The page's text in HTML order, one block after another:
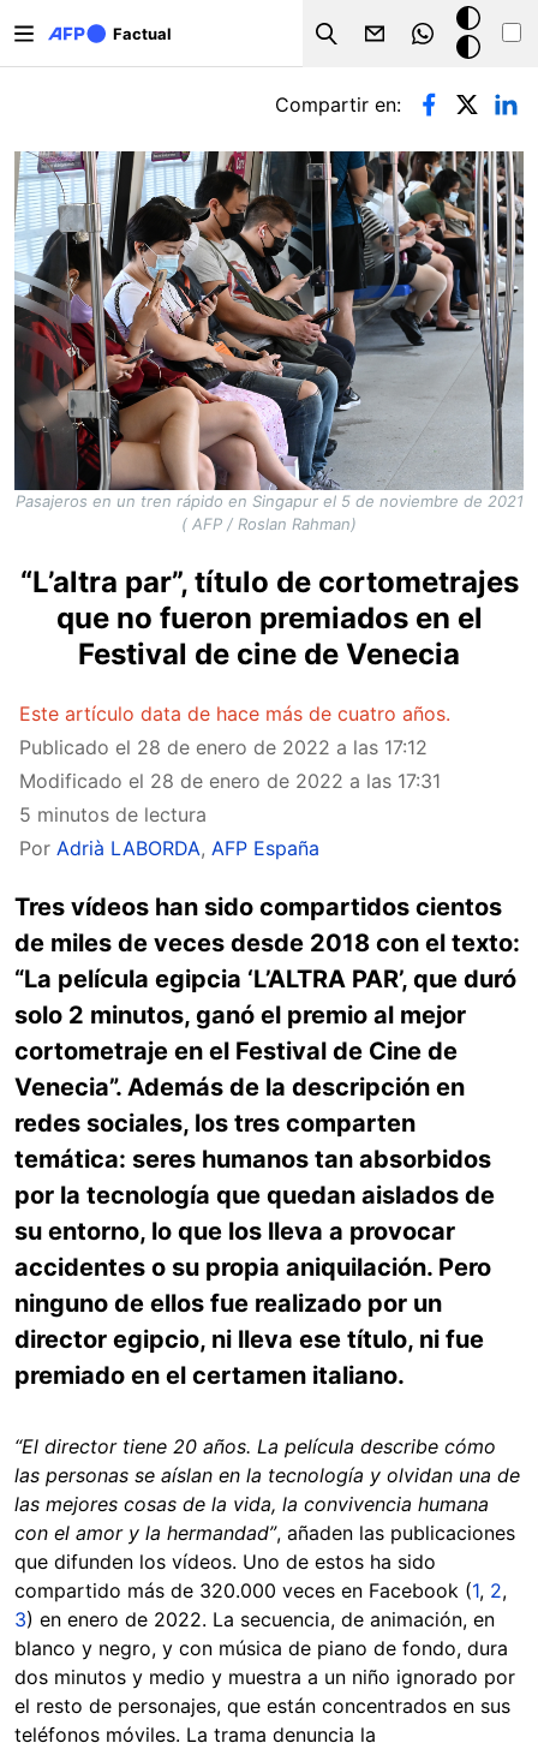
Factual
Search
Modo
oscuro
Solapas principales
Compartir en:
Pasajeros en un tren rápido en Singapur el 5 de noviembre de 2021
( AFP / Roslan Rahman)
“L’altra par”, título de cortometrajes
que no fueron premiados en el
Festival de cine de Venecia
Este artículo data de hace más de cuatro años.
Publicado el 28 de enero de 2022 a las 17:12
Modificado el 28 de enero de 2022 a las 17:31
5 minutos de lectura
Por Adrià LABORDA, AFP España
Tres vídeos han sido compartidos cientos
de miles de veces desde 2018 con el texto:
“La película egipcia ‘L’ALTRA PAR’, que duró
solo 2 minutos, ganó el premio al mejor
cortometraje en el Festival de Cine de
Venecia”. Además de la descripción en
redes sociales, los tres comparten
temática: seres humanos tan absorbidos
por la tecnología que quedan aislados de
su entorno, lo que los lleva a provocar
accidentes o su propia aniquilación. Pero
ninguno de ellos fue realizado por un
director egipcio, ni lleva ese título, ni fue
premiado en el certamen italiano.
“El director tiene 20 años. La película describe cómo
las personas se aíslan en la tecnología y olvidan una de
las mejores cosas de la vida, la convivencia humana
con el amor y la hermandad”, añaden las publicaciones
que difunden los vídeos. Uno de estos ha sido
compartido más de 320.000 veces en Facebook (1, 2,
3) en enero de 2022. La secuencia, de animación, en
blanco y negro, y con música de piano de fondo, dura
dos minutos y medio y muestra a un niño ignorado por
el resto de personajes, que están concentrados en sus
teléfonos móviles. La trama denuncia la